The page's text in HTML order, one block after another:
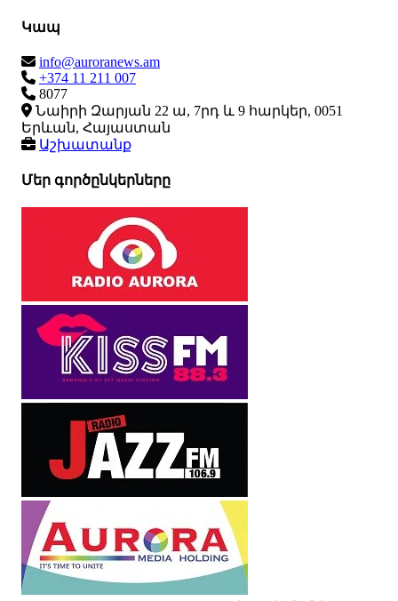
Կապ
info@auroranews.am
+374 11 211 007
8077
Նաիրի Զարյան 22 ա, 7րդ և 9 հարկեր, 0051
Երևան, Հայաստան
Աշխատանք
Մեր գործընկերները